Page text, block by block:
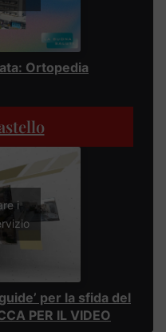
Ortopedia
i
per la sfida del
PER IL VIDEO